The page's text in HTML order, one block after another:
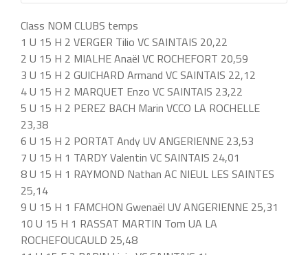
Class NOM CLUBS temps
1 U 15 H 2 VERGER Tilio VC SAINTAIS 20,22
2 U 15 H 2 MIALHE Anaël VC ROCHEFORT 20,59
3 U 15 H 2 GUICHARD Armand VC SAINTAIS 22,12
4 U 15 H 2 MARQUET Enzo VC SAINTAIS 23,22
5 U 15 H 2 PEREZ BACH Marin VCCO LA ROCHELLE
23,38
6 U 15 H 2 PORTAT Andy UV ANGERIENNE 23,53
7 U 15 H 1 TARDY Valentin VC SAINTAIS 24,01
8 U 15 H 1 RAYMOND Nathan AC NIEUL LES SAINTES
25,14
9 U 15 H 1 FAMCHON Gwenaël UV ANGERIENNE 25,31
10 U 15 H 1 RASSAT MARTIN Tom UA LA
ROCHEFOUCAULD 25,48